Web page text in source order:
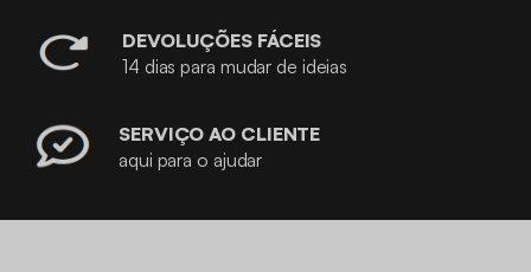
DEVOLUÇÕES FÁCEIS
14 dias para mudar de ideias
SERVIÇO AO CLIENTE
aqui para o ajudar